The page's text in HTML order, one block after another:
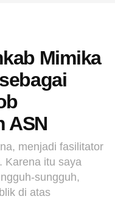
Mimika
ASN
menjadi fasilitator
Karena itu saya
sungguh,
di atas